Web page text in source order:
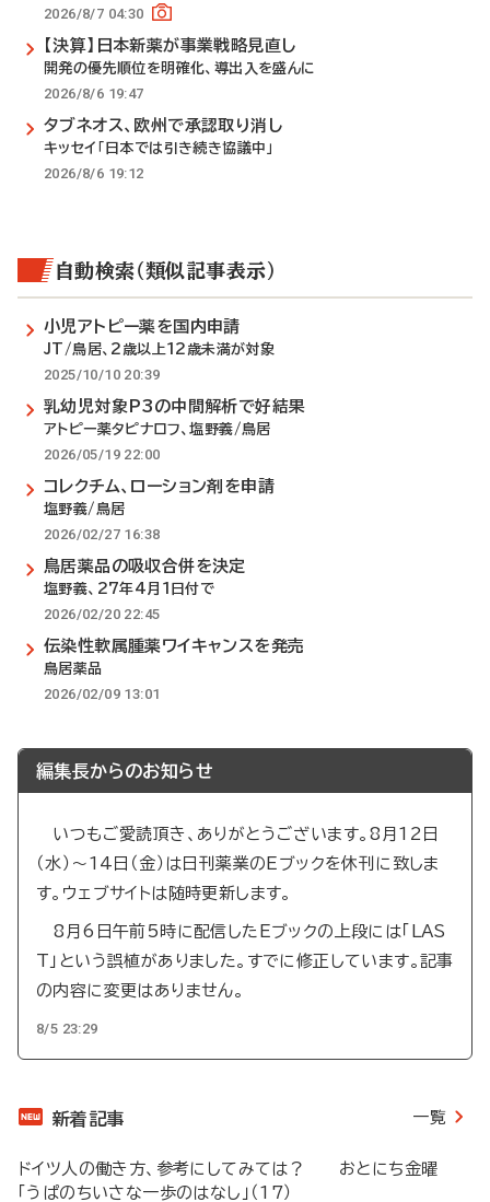
2026/8/7 04:30
【決算】日本新薬が事業戦略見直し
開発の優先順位を明確化、導出入を盛んに
2026/8/6 19:47
タブネオス、欧州で承認取り消し
キッセイ「日本では引き続き協議中」
2026/8/6 19:12
自動検索（類似記事表示）
小児アトピー薬を国内申請
JT/鳥居、2歳以上12歳未満が対象
2025/10/10 20:39
乳幼児対象P3の中間解析で好結果
アトピー薬タピナロフ、塩野義/鳥居
2026/05/19 22:00
コレクチム、ローション剤を申請
塩野義/鳥居
2026/02/27 16:38
鳥居薬品の吸収合併を決定
塩野義、27年4月1日付で
2026/02/20 22:45
伝染性軟属腫薬ワイキャンスを発売
鳥居薬品
2026/02/09 13:01
編集長からのお知らせ
いつもご愛読頂き、ありがとうございます。8月12日
（水）～14日（金）は日刊薬業のEブックを休刊に致しま
す。ウェブサイトは随時更新します。
8月6日午前5時に配信したEブックの上段には「LAS
T」という誤植がありました。すでに修正しています。記事
の内容に変更はありません。
8/5 23:29
新着記事 一覧
ドイツ人の働き方、参考にしてみては？ おとにち金曜
「うぱのちいさな一歩のはなし」（17）